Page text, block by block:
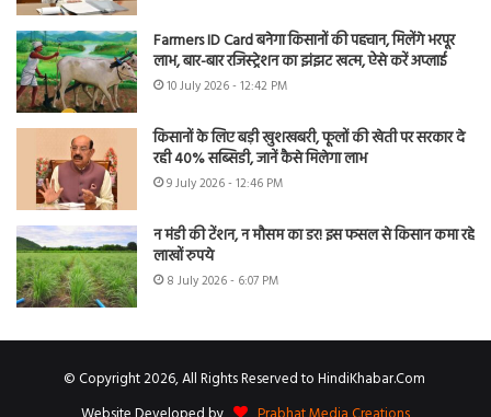
Farmers ID Card बनेगा किसानों की पहचान, मिलेंगे भरपूर
लाभ, बार-बार रजिस्ट्रेशन का झंझट खत्म, ऐसे करें अप्लाई
10 July 2026 - 12:42 PM
किसानों के लिए बड़ी खुशखबरी, फूलों की खेती पर सरकार दे
रही 40% सब्सिडी, जानें कैसे मिलेगा लाभ
9 July 2026 - 12:46 PM
न मंडी की टेंशन, न मौसम का डर! इस फसल से किसान कमा रहे
लाखों रुपये
8 July 2026 - 6:07 PM
© Copyright 2026, All Rights Reserved to HindiKhabar.Com